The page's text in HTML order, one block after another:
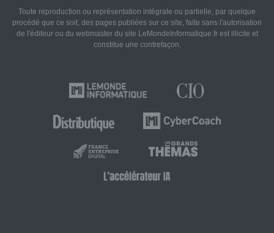
Toute reproduction ou représentation intégrale ou partielle, par quelque
procédé que ce soit, des pages publiées sur ce site, faite sans l'autorisation
de l'éditeur ou du webmaster du site LeMondeInformatique.fr est illicite et
constitue une contrefaçon.